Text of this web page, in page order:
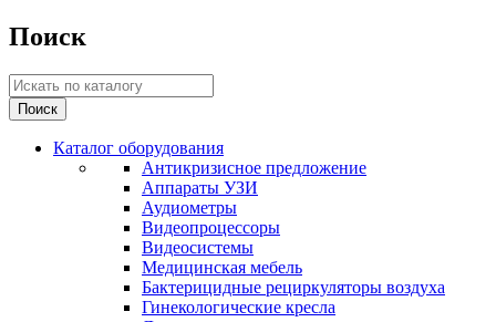
Поиск
Каталог оборудования
Антикризисное предложение
Аппараты УЗИ
Аудиометры
Видеопроцессоры
Видеосистемы
Медицинская мебель
Бактерицидные рециркуляторы воздуха
Гинекологические кресла